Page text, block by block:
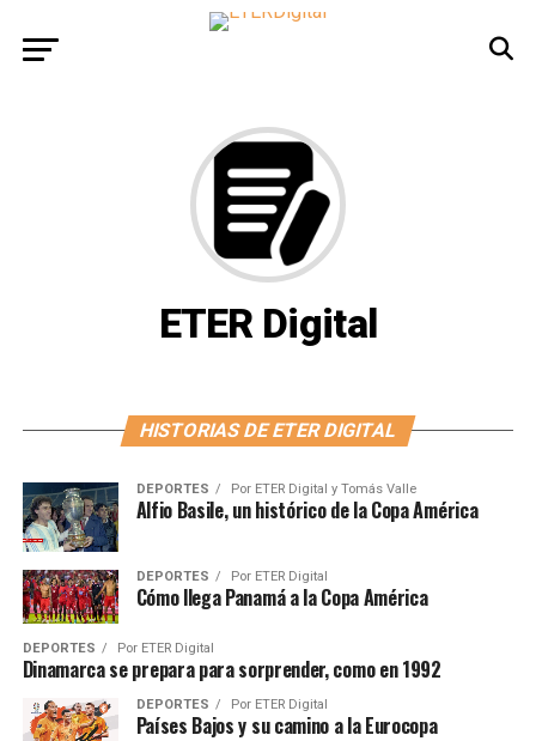
ETER Digital
HISTORIAS DE ETER DIGITAL
DEPORTES Por ETER Digital y Tomás Valle
Alfio Basile, un histórico de la Copa América
DEPORTES Por ETER Digital
Cómo llega Panamá a la Copa América
DEPORTES Por ETER Digital
Dinamarca se prepara para sorprender, como en 1992
DEPORTES Por ETER Digital
Países Bajos y su camino a la Eurocopa